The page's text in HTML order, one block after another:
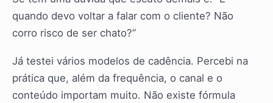
quando devo voltar a falar com o cliente? Não
corro risco de ser chato?”
Já testei vários modelos de cadência. Percebi na
prática que, além da frequência, o canal e o
conteúdo importam muito. Não existe fórmula